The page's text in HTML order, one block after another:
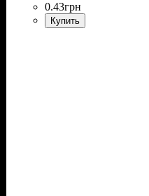
0.43грн
Купить